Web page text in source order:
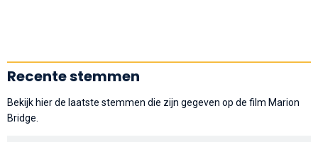
Recente stemmen
Bekijk hier de laatste stemmen die zijn gegeven op de film Marion
Bridge.